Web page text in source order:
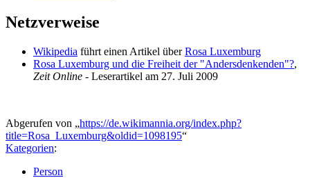
Netzverweise
Wikipedia führt einen Artikel überRosa Luxemburg
Rosa Luxemburg und die Freiheit der "Andersdenkenden"?,
Zeit Online - Leserartikel am 27. Juli 2009
Abgerufen von „https://de.wikimannia.org/index.php?
title=Rosa_Luxemburg&oldid=1098195“
Kategorien:
Person